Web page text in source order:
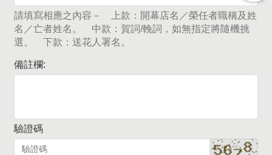
請填寫相應之內容－ 上款：開幕店名／榮任者職稱及姓
名／亡者姓名。 中款：賀詞/輓詞，如無指定將隨機挑
選。 下款：送花人署名。
備註欄:
驗證碼